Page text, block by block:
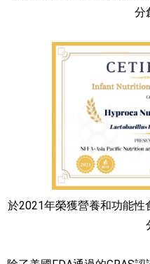
分
於2021年榮獲營養和功能性